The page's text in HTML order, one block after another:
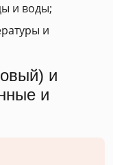
и воды;
и
и
и